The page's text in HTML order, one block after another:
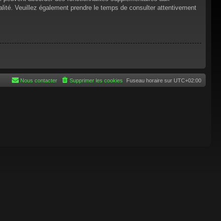
Veuillez également prendre le temps de consulter attentivement
Fuseau horaire sur UTC+02:00
Supprimer les cookies
Nous contacter